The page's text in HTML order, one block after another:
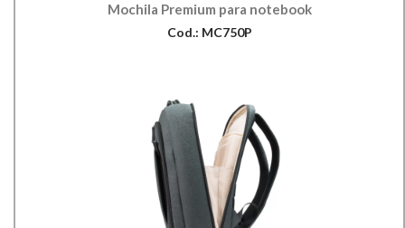
Mochila Premium para notebook
Cod.: MC750P